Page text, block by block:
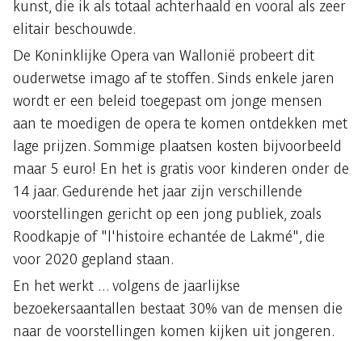
kunst, die ik als totaal achterhaald en vooral als zeer
elitair beschouwde.
De Koninklijke Opera van Wallonië probeert dit
ouderwetse imago af te stoffen. Sinds enkele jaren
wordt er een beleid toegepast om jonge mensen
aan te moedigen de opera te komen ontdekken met
lage prijzen. Sommige plaatsen kosten bijvoorbeeld
maar 5 euro! En het is gratis voor kinderen onder de
14 jaar. Gedurende het jaar zijn verschillende
voorstellingen gericht op een jong publiek, zoals
Roodkapje of "l'histoire echantée de Lakmé", die
voor 2020 gepland staan.
En het werkt ... volgens de jaarlijkse
bezoekersaantallen bestaat 30% van de mensen die
naar de voorstellingen komen kijken uit jongeren.